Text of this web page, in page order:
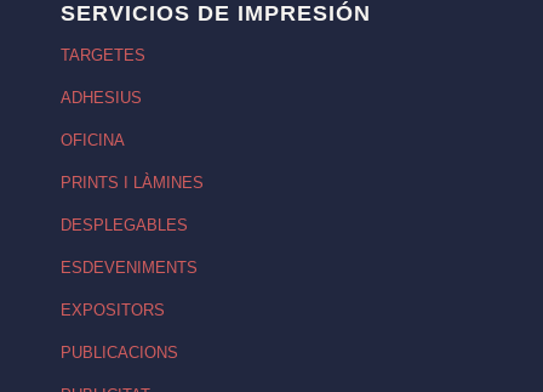
SERVICIOS DE IMPRESIÓN
TARGETES
ADHESIUS
OFICINA
PRINTS I LÀMINES
DESPLEGABLES
ESDEVENIMENTS
EXPOSITORS
PUBLICACIONS